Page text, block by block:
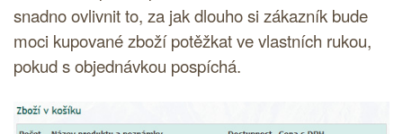
snadno ovlivnit to, za jak dlouho si zákazník bude
moci kupované zboží potěžkat ve vlastních rukou,
pokud s objednávkou pospíchá.